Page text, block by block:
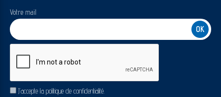
Votre mail
RGPDJ’accepte la politique de confidentialité.